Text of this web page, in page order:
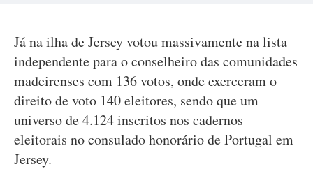
Já na ilha de Jersey votou massivamente na lista
independente para o conselheiro das comunidades
madeirenses com 136 votos, onde exerceram o
direito de voto 140 eleitores, sendo que um
universo de 4.124 inscritos nos cadernos
eleitorais no consulado honorário de Portugal em
Jersey.